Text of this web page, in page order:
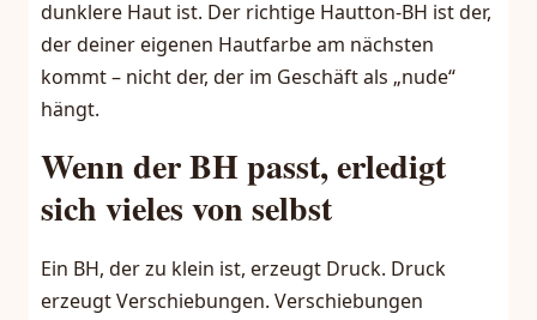
dunklere Haut ist. Der richtige Hautton-BH ist der,
der deiner eigenen Hautfarbe am nächsten
kommt – nicht der, der im Geschäft als „nude“
hängt.
Wenn der BH passt, erledigt
sich vieles von selbst
Ein BH, der zu klein ist, erzeugt Druck. Druck
erzeugt Verschiebungen. Verschiebungen